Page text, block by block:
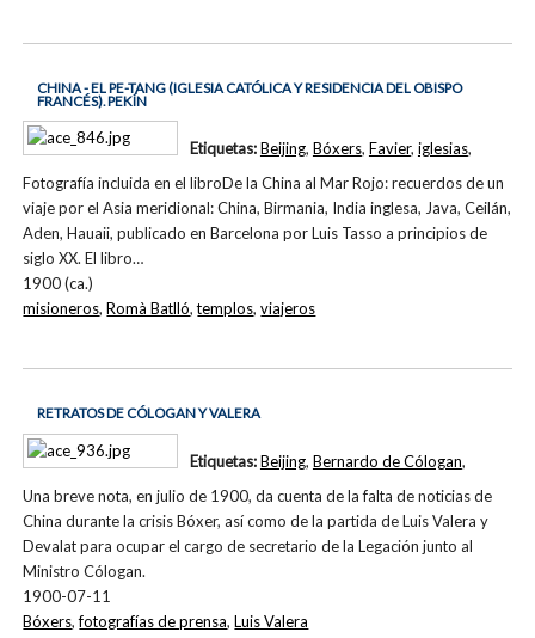
CHINA - EL PE-TANG (IGLESIA CATÓLICA Y RESIDENCIA DEL OBISPO
FRANCÉS). PEKÍN
Fotografía incluida en el libroDe la China al Mar Rojo: recuerdos de un
viaje por el Asia meridional: China, Birmania, India inglesa, Java, Ceilán,
Aden, Hauaii, publicado en Barcelona por Luis Tasso a principios de
siglo XX. El libro…
1900 (ca.)
Etiquetas:Beijing, Bóxers, Favier, iglesias,
misioneros,Romà Batlló,templos,viajeros
RETRATOS DE CÓLOGAN Y VALERA
Una breve nota, en julio de 1900, da cuenta de la falta de noticias de
China durante la crisis Bóxer, así como de la partida de Luis Valera y
Devalat para ocupar el cargo de secretario de la Legación junto al
Ministro Cólogan.
1900-07-11
Etiquetas:Beijing, Bernardo de Cólogan,
Bóxers,fotografías de prensa,Luis Valera